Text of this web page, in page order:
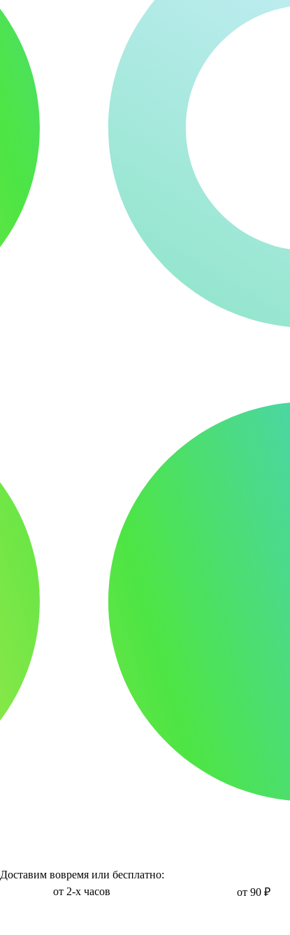
Доставим вовремя или бесплатно:
от 2-х часов от 90 ₽